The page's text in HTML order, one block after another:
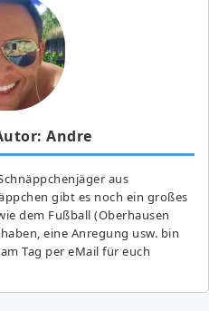
Andre
aus
gibt es noch ein großes
dem Fußball (Oberhausen
eine Anregung usw. bin
Tag per eMail für euch